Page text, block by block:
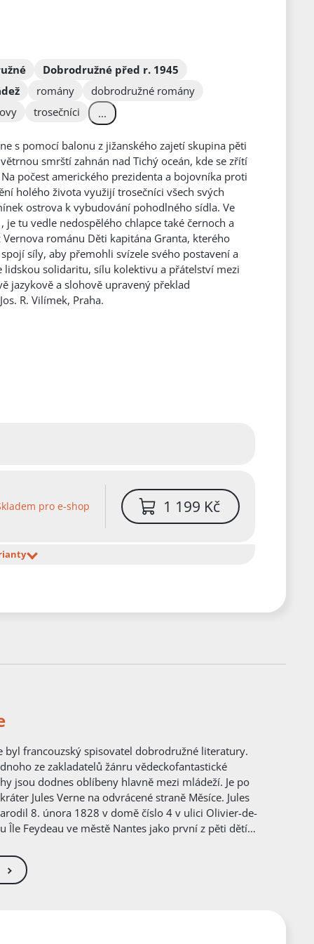
Dobrodružné před r. 1945
romány
dobrodružné romány
trosečníci ...
s pomocí balonu z jižanského zajetí skupina pěti
smrští zahnán nad Tichý oceán, kde se zřítí
počest amerického prezidenta a bojovníka proti
holého života využijí trosečníci všech svých
ostrova k vybudování pohodlného sídla. Ve
tu vedle nedospělého chlapce také černoch a
románu Děti kapitána Granta, kterého
síly, aby přemohli svízele svého postavení a
solidaritu, sílu kolektivu a přátelství mezi
jazykově a slohově upravený překlad
R. Vilímek, Praha.
pro e-shop 1 199 Kč
ze zakladatelů žánru vědeckofantastické
jsou dodnes oblíbeny hlavně mezi mládeží. Je po
Jules Verne na odvrácené straně Měsíce. Jules
8. února 1828 v domě číslo 4 v ulici Olivier-de-
Île Feydeau ve městě Nantes jako první z pěti dětí
rodiny námořníků. Jules měl mladšího bratra Paula
byl poslán do